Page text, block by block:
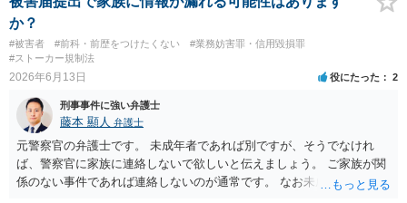
か？
#被害者 #前科・前歴をつけたくない
#業務妨害罪・信用毀損罪
#ストーカー規制法
2026年6月13日 役にたった 2
刑事事件に強い弁護士
藤本 顯人 弁護士
元警察官の弁護士です。 未成年者であれば別ですが、そうでなけれ
ば、警察官に家族に連絡しないで欲しいと伝えましょう。 ご家族が関
係のない事件であれば連絡しないのが通常です。 なお未成年者の場合